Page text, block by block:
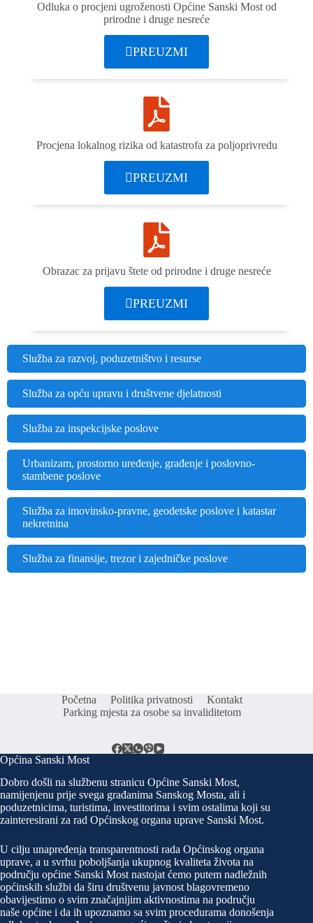
Služba za razvoj, poduzetništvo i resurse
Služba za opću upravu i društvene djelatnosti
Služba za inspekcijske poslove
Urbanizam, prostorno uređenje, građenje i poslovno-
stambene poslove
Služba za imovinsko-pravne, geodetske poslove i katastar
nekretnina
Služba za finansije, trezor i zajedničke poslove
Odluka o procjeni ugroženosti Općine Sanski Most od
prirodne i druge nesreće
PREUZMI
Procjena lokalnog rizika od katastrofa za poljoprivredu
PREUZMI
Obrazac za prijavu štete od prirodne i druge nesreće
PREUZMI
Početna Politika privatnosti
Kontakt
Parking mjesta za osobe sa invaliditetom
Općina Sanski Most
Dobro došli na službenu stranicu Općine Sanski Most,
namijenjenu prije svega građanima Sanskog Mosta, ali i
poduzetnicima, turistima, investitorima i svim ostalima koji su
zainteresirani za rad Općinskog organa uprave Sanski Most.
U cilju unapređenja transparentnosti rada Općinskog organa
uprave, a u svrhu poboljšanja ukupnog kvaliteta života na
području općine Sanski Most nastojat ćemo putem nadležnih
općinskih službi da širu društvenu javnost blagovremeno
obavijestimo o svim značajnijim aktivnostima na području
naše općine i da ih upoznamo sa svim procedurama donošenja